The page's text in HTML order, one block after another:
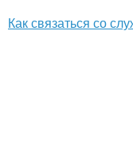
Как связаться со